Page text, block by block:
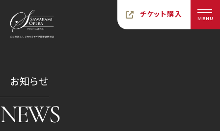
チケット購入 MENU
お知らせ
NEWS